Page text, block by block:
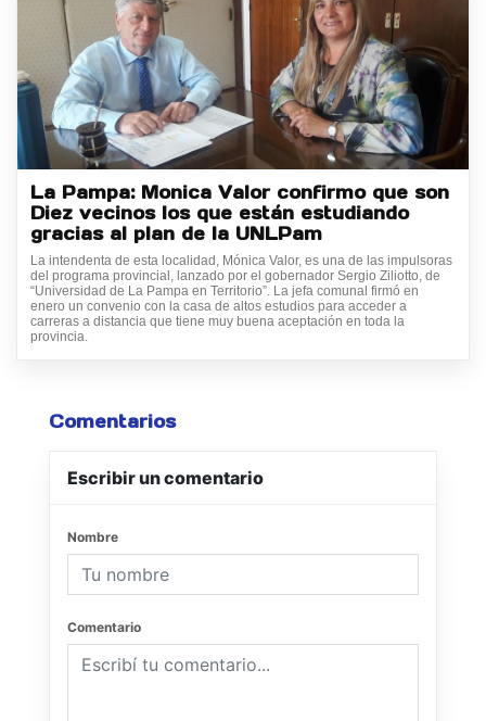
La Pampa: Monica Valor confirmo que son
Diez vecinos los que están estudiando
gracias al plan de la UNLPam
La intendenta de esta localidad, Mónica Valor, es una de las impulsoras
del programa provincial, lanzado por el gobernador Sergio Ziliotto, de
“Universidad de La Pampa en Territorio”. La jefa comunal firmó en
enero un convenio con la casa de altos estudios para acceder a
carreras a distancia que tiene muy buena aceptación en toda la
provincia.
Comentarios
Escribir un comentario
Nombre
Comentario